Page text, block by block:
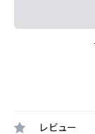
レビュー